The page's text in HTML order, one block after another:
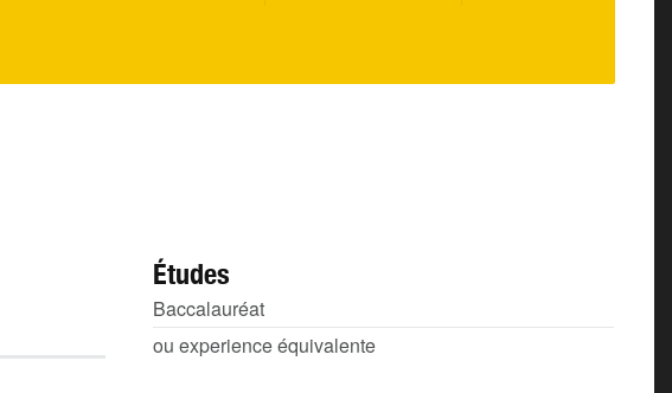
Études
Baccalauréat
ou experience équivalente